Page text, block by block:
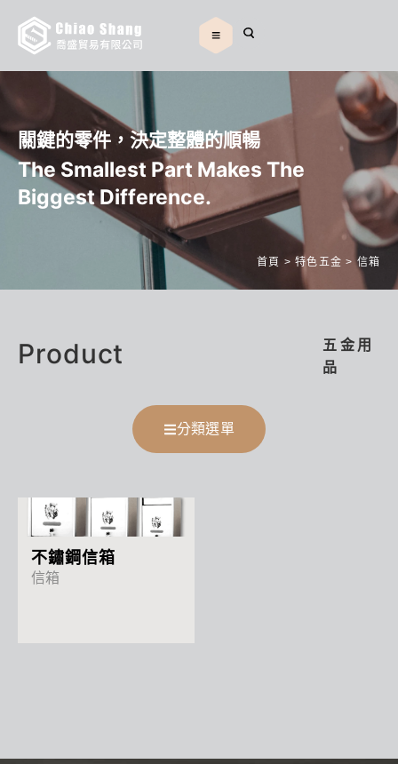
關鍵的零件，決定整體的順暢
The Smallest Part Makes The
Biggest Difference.
首頁 >特色五金 >信箱
Product
五金用
品
分類選單
More
不鏽鋼信箱
信箱